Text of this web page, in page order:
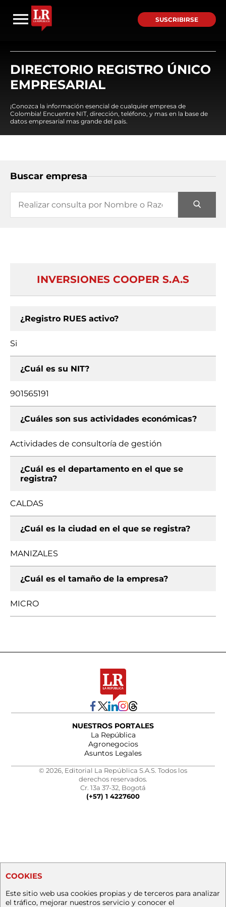
SUSCRIBIRSE
DIRECTORIO REGISTRO ÚNICO
EMPRESARIAL
¡Conozca la información esencial de cualquier empresa de
Colombia! Encuentre NIT, dirección, teléfono, y mas en la base de
datos empresarial mas grande del país.
Buscar empresa
INVERSIONES COOPER S.A.S
¿Registro RUES activo?
Si
¿Cuál es su NIT?
901565191
¿Cuáles son sus actividades económicas?
Actividades de consultoría de gestión
¿Cuál es el departamento en el que se
registra?
CALDAS
¿Cuál es la ciudad en el que se registra?
MANIZALES
¿Cuál es el tamaño de la empresa?
MICRO
NUESTROS PORTALES
La República
Agronegocios
Asuntos Legales
© 2026, Editorial La República S.A.S. Todos los
derechos reservados.
Cr. 13a 37-32, Bogotá
(+57) 1 4227600
COOKIES
Este sitio web usa cookies propias y de terceros para analizar
el tráfico, mejorar nuestros servicio y conocer el